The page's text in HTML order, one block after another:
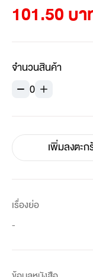
101.50 บา
จำนวนสินค้า
0
เพิ่มลงตะก
เรื่องย่อ
-